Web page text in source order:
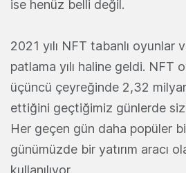
ise henüz belli değil.
2021 yılı NFT tabanlı oyunlar
patlama yılı haline geldi. NFT
üçüncü çeyreğinde 2,32
ettiğini geçtiğimiz günlerde
Her geçen gün daha popüler
günümüzde bir yatırım aracı
kullanılıyor.